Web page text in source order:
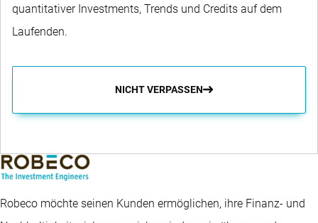
quantitativer Investments, Trends und Credits auf dem
Laufenden.
NICHT VERPASSEN
Robeco möchte seinen Kunden ermöglichen, ihre Finanz- und